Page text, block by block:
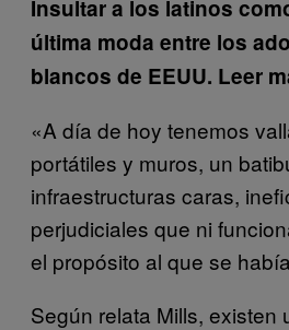
Insultar a los latinos
última moda entre los
blancos de EEUU. Leer
«A día de hoy tenemos
portátiles y muros, un
infraestructuras caras,
perjudiciales que ni
el propósito al que se
Según relata Mills, existen